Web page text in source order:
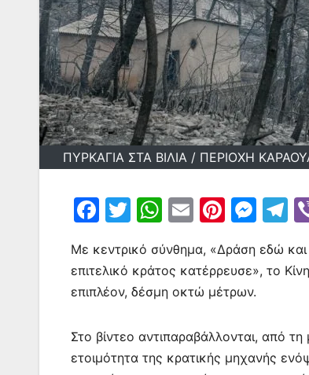
ΠΥΡΚΑΓΙΑ ΣΤΑ ΒΙΛΙΑ / ΠΕΡΙΟΧΗ
F
c
e
o
o
T
itt
er
W
at
s
p
p
E
ai
l
Pi
er
e
M
s
s
n
g
T
e
m
Με κεντρικό σύνθημα, «Δράση εδώ και
επιτελικό κράτος κατέρρευσε», το
επιπλέον, δέσμη οκτώ μέτρων.
Στο βίντεο αντιπαραβάλλονται, από
ετοιμότητα της κρατικής μηχανής